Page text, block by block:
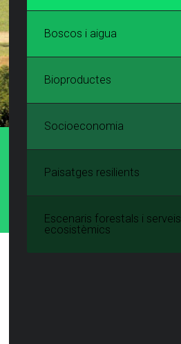
Boscos i aigua
Bioproductes
Socioeconomia
Paisatges resilients
Escenaris forestals i serveis
ecosistèmics